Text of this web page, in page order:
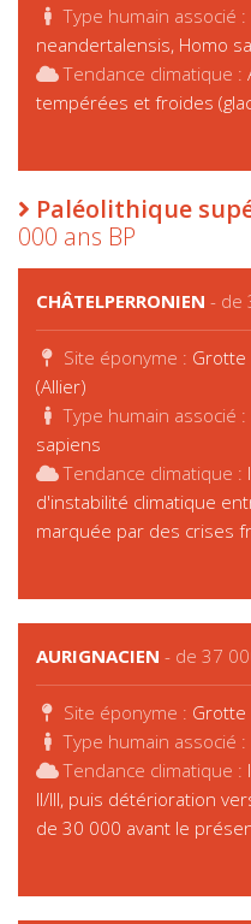
Type humain associé :
neandertalensis, Homo
Tendance climatique :
tempérées et froides
Paléolithique
000 ans BP
CHÂTELPERRONIEN - de
Site éponyme : Grotte
(Allier)
Type humain associé :
sapiens
Tendance climatique :
d'instabilité climatique
marquée par des crises
AURIGNACIEN - de 37
Site éponyme : Grotte
Type humain associé :
Tendance climatique :
II/III, puis détérioration
de 30 000 avant le